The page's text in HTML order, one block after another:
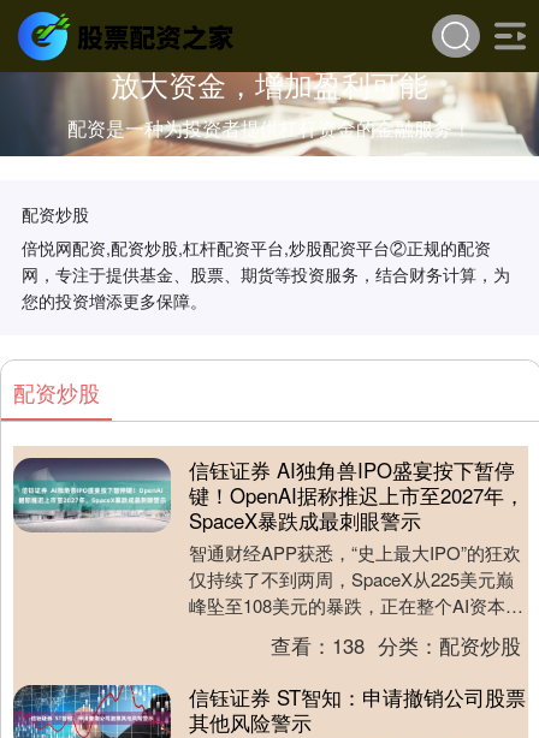
放大资金，增加盈利可能
配资是一种为投资者提供杠杆资金的金融服务！
配资炒股
倍悦网配资,配资炒股,杠杆配资平台,炒股配资平台②正规的配资
网，专注于提供基金、股票、期货等投资服务，结合财务计算，为
您的投资增添更多保障。
配资炒股
信钰证券 AI独角兽IPO盛宴按下暂停
键！OpenAI据称推迟上市至2027年，
SpaceX暴跌成最刺眼警示
智通财经APP获悉，“史上最大IPO”的狂欢
仅持续了不到两周，SpaceX从225美元巅
峰坠至108美元的暴跌，正在整个AI资本市
场引发一场深刻的信心海啸。据多....
查看： 138 分类：配资炒股
信钰证券 ST智知：申请撤销公司股票
其他风险警示